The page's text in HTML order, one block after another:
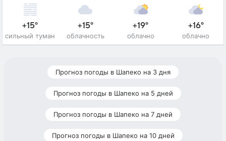
+15°
сильный туман
+15°
облачность
+19°
облачно
+16°
облачно
Прогноз погоды в Шапеко на 3 дня
Прогноз погоды в Шапеко на 5 дней
Прогноз погоды в Шапеко на 7 дней
Прогноз погоды в Шапеко на 10 дней